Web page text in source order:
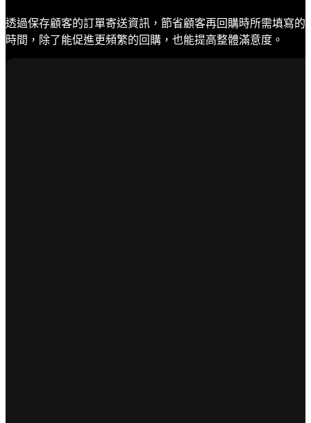
透過保存顧客的訂單寄送資訊，節省顧客再回購時所需填寫的
時間，除了能促進更頻繁的回購，也能提高整體滿意度。